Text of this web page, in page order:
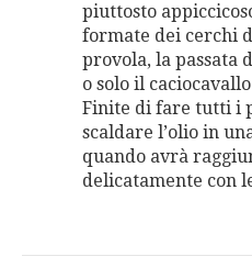
piuttosto
formate dei cerchi
provola, la passata
o solo il
Finite di fare tutti i
scaldare l’olio in
quando avrà
delicatamente con